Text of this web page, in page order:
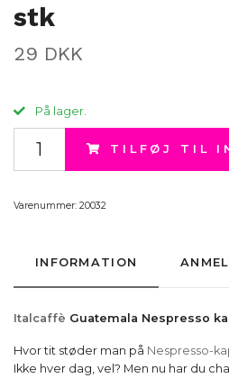
stk
29 DKK
På lager.
TILFØJ TIL
Varenummer: 20032
INFORMATION
Italcaffè Guatemala Nespresso
Hvor tit støder man på Nespresso-
Ikke hver dag, vel? Men nu har du